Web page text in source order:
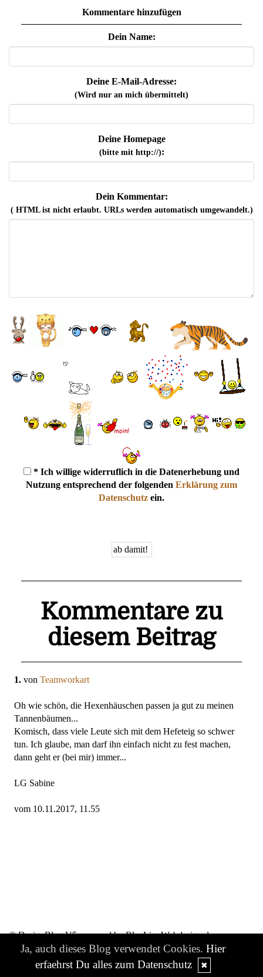
Kommentare hinzufügen
Dein Name:
Deine E-Mail-Adresse:
(Wird nur an mich übermittelt)
Deine Homepage
(bitte mit http://):
Dein Kommentar:
( HTML ist nichterlaubt. URLs werden automatisch umgewandelt.)
* Ich willige widerruflich in die Datenerhebung und
Nutzung entsprechend der folgenden Erklärung zum
Datenschutz ein.
Kommentare zu
diesem Beitrag
1. von Teamworkart
Oh wie schön, die Hexenhäuschen passen ja gut zu meinen
Tannenbäumen...
Komisch, dass viele Leute sich mit dem Hefeteig so schwer
tun. Ich glaube, man darf ihn einfach nicht zu fest machen,
dann geht er (bei mir) immer...
LG Sabine
vom 10.11.2017, 11.55
© DesignBlog V5 powered by BlueLionWebdesign.de
Ja, auch dieses Blog verwendet Cookies. Hier
erfaehrst Du alles zum Datenschutz
✖